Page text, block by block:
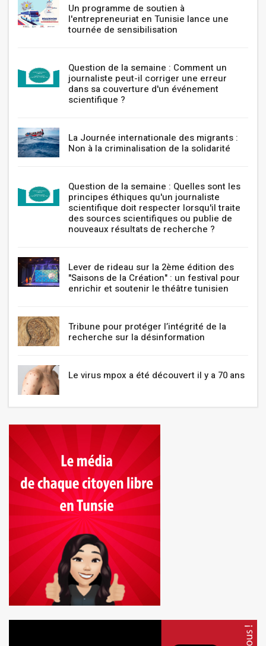
Un programme de soutien à
l'entrepreneuriat en Tunisie lance une
tournée de sensibilisation
Question de la semaine : Comment un
journaliste peut-il corriger une erreur
dans sa couverture d'un événement
scientifique ?
La Journée internationale des migrants :
Non à la criminalisation de la solidarité
Question de la semaine : Quelles sont les
principes éthiques qu'un journaliste
scientifique doit respecter lorsqu'il traite
des sources scientifiques ou publie de
nouveaux résultats de recherche ?
Lever de rideau sur la 2ème édition des
"Saisons de la Création" : un festival pour
enrichir et soutenir le théâtre tunisien
Tribune pour protéger l’intégrité de la
recherche sur la désinformation
Le virus mpox a été découvert il y a 70 ans